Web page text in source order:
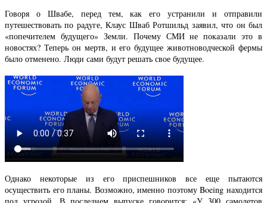
Говоря о Швабе, перед тем, как его устранили и отправили
путешествовать по радуге, Клаус Шваб Ротшильд заявил, что он был
«попечителем будущего» Земли. Почему СМИ не показали это в
новостях? Теперь он мертв, и его будущее животноводческой фермы
было отменено. Люди сами будут решать свое будущее.
Однако некоторые из его приспешников все еще пытаются
осуществить его планы. Возможно, именно поэтому Boeing находится